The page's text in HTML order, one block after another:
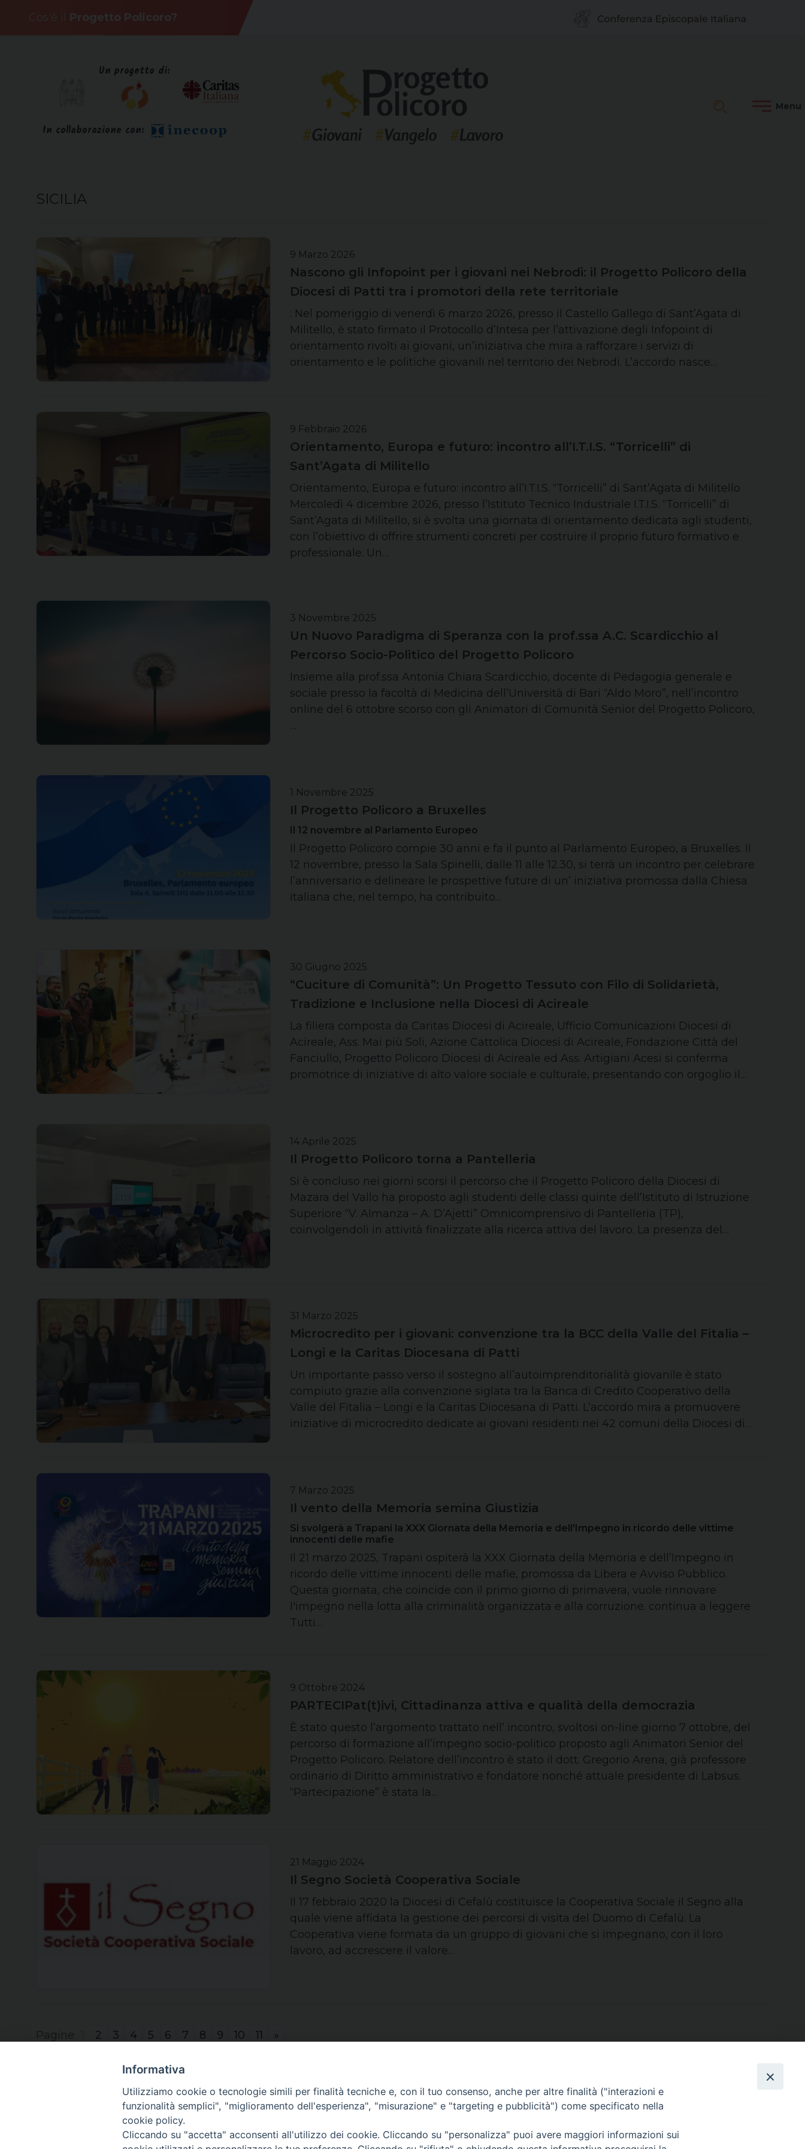
Cos'è il Progetto Policoro?
Un progetto di:
In collaborazione con:
SICILIA
9 Marzo 2026
Nascono gli Infopoint per i giovani nei Nebrodi: il Progetto Policoro della
Diocesi di Patti tra i promotori della rete territoriale
: Nel pomeriggio di venerdì 6 marzo 2026, presso il Castello Gallego di Sant’Agata di
Militello, è stato firmato il Protocollo d’Intesa per l’attivazione degli Infopoint di
orientamento rivolti ai giovani, un’iniziativa che mira a rafforzare i servizi di
orientamento e le politiche giovanili nel territorio dei Nebrodi. L’accordo nasce…
9 Febbraio 2026
Orientamento, Europa e futuro: incontro all’I.T.I.S. “Torricelli” di
Sant’Agata di Militello
Orientamento, Europa e futuro: incontro all’I.T.I.S. “Torricelli” di Sant’Agata di Militello
Mercoledì 4 dicembre 2026, presso l’Istituto Tecnico Industriale I.T.I.S. “Torricelli” di
Sant’Agata di Militello, si è svolta una giornata di orientamento dedicata agli studenti,
con l’obiettivo di offrire strumenti concreti per costruire il proprio futuro formativo e
professionale. Un…
3 Novembre 2025
Un Nuovo Paradigma di Speranza con la prof.ssa A.C. Scardicchio al
Percorso Socio-Politico del Progetto Policoro
Insieme alla prof.ssa Antonia Chiara Scardicchio, docente di Pedagogia generale e
sociale presso la facoltà di Medicina dell’Università di Bari “Aldo Moro”, nell’incontro
online del 6 ottobre scorso con gli Animatori di Comunità Senior del Progetto Policoro,
…
1 Novembre 2025
Il Progetto Policoro a Bruxelles
Il 12 novembre al Parlamento Europeo
Il Progetto Policoro compie 30 anni e fa il punto al Parlamento Europeo, a Bruxelles. Il
12 novembre, presso la Sala Spinelli, dalle 11 alle 12.30, si terrà un incontro per celebrare
l’anniversario e delineare le prospettive future di un’ iniziativa promossa dalla Chiesa
italiana che, nel tempo, ha contribuito…
30 Giugno 2025
“Cuciture di Comunità”: Un Progetto Tessuto con Filo di Solidarietà,
Tradizione e Inclusione nella Diocesi di Acireale
La filiera composta da Caritas Diocesi di Acireale, Ufficio Comunicazioni Diocesi di
Acireale, Ass. Mai più Soli, Azione Cattolica Diocesi di Acireale, Fondazione Città del
Fanciullo, Progetto Policoro Diocesi di Acireale ed Ass. Artigiani Acesi si conferma
promotrice di iniziative di alto valore sociale e culturale, presentando con orgoglio il…
14 Aprile 2025
Il Progetto Policoro torna a Pantelleria
Si è concluso nei giorni scorsi il percorso che il Progetto Policoro della Diocesi di
Mazara del Vallo ha proposto agli studenti delle classi quinte dell’Istituto di Istruzione
Superiore “V. Almanza – A. D’Ajetti” Omnicomprensivo di Pantelleria (TP),
coinvolgendoli in attività finalizzate alla ricerca attiva del lavoro. La presenza del…
31 Marzo 2025
Microcredito per i giovani: convenzione tra la BCC della Valle del Fitalia –
Longi e la Caritas Diocesana di Patti
Un importante passo verso il sostegno all’autoimprenditorialità giovanile è stato
compiuto grazie alla convenzione siglata tra la Banca di Credito Cooperativo della
Valle del Fitalia – Longi e la Caritas Diocesana di Patti. L’accordo mira a promuovere
iniziative di microcredito dedicate ai giovani residenti nei 42 comuni della Diocesi di…
7 Marzo 2025
Il vento della Memoria semina Giustizia
Si svolgerà a Trapani la XXX Giornata della Memoria e dell'Impegno in ricordo delle vittime
innocenti delle mafie
Il 21 marzo 2025, Trapani ospiterà la XXX Giornata della Memoria e dell’Impegno in
ricordo delle vittime innocenti delle mafie, promossa da Libera e Avviso Pubblico.
Questa giornata, che coincide con il primo giorno di primavera, vuole rinnovare
l'impegno nella lotta alla criminalità organizzata e alla corruzione. continua a leggere
Tutti…
9 Ottobre 2024
PARTECIPat(t)ivi, Cittadinanza attiva e qualità della democrazia
È stato questo l’argomento trattato nell’ incontro, svoltosi on-line giorno 7 ottobre, del
percorso di formazione all’impegno socio-politico proposto agli Animatori Senior del
Progetto Policoro. Relatore dell’incontro è stato il dott. Gregorio Arena, già professore
ordinario di Diritto amministrativo e fondatore nonché attuale presidente di Labsus.
“Partecipazione” è stata la…
21 Maggio 2024
Il Segno Società Cooperativa Sociale
Il 17 febbraio 2020 la Diocesi di Cefalù costituisce la Cooperativa Sociale il Segno alla
quale viene affidata la gestione dei percorsi di visita del Duomo di Cefalù. La
Cooperativa viene formata da un gruppo di giovani che si impegnano, con il loro
lavoro, ad accrescere il valore…
Pagine 2 3 4 5 6 7 8 9 10 11 »
Chi siamo Contatti Privacy Area riservata
Informativa
Utilizziamo cookie o tecnologie simili per finalità tecniche e, con il tuo consenso, anche per altre finalità ("interazioni e
funzionalità semplici", "miglioramento dell'esperienza", "misurazione" e "targeting e pubblicità") come specificato nella
cookie policy.
Cliccando su "accetta" acconsenti all'utilizzo dei cookie. Cliccando su "personalizza" puoi avere maggiori informazioni sui